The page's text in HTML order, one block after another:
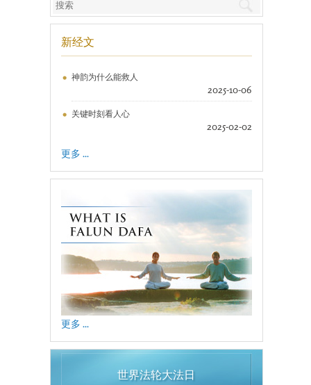
新经文
神韵为什么能救人
2025-10-06
关键时刻看人心
2025-02-02
更多 ...
更多 ...
世界法轮大法日